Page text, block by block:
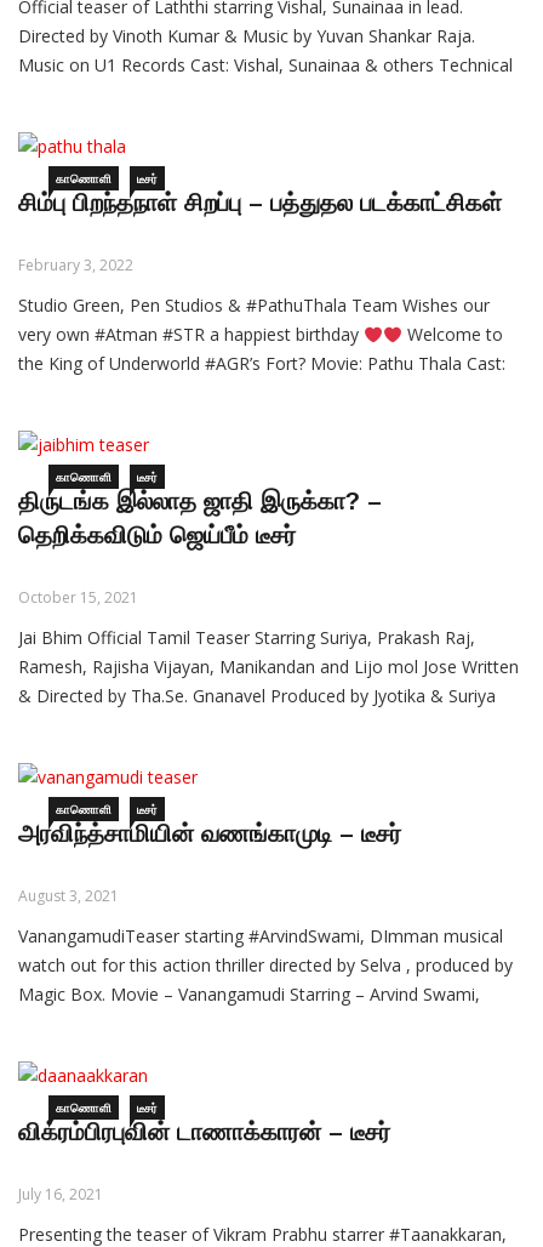
Official teaser of Laththi starring Vishal, Sunainaa in lead.
Directed by Vinoth Kumar & Music by Yuvan Shankar Raja.
Music on U1 Records Cast: Vishal, Sunainaa & others Technical
காணொளி டீசர்
சிம்பு பிறந்தநாள் சிறப்பு – பத்துதல படக்காட்சிகள்
February 3, 2022
Studio Green, Pen Studios & #PathuThala Team Wishes our
very own #Atman #STR a happiest birthday
Welcome to
the King of Underworld #AGR’s Fort? Movie: Pathu Thala Cast:
Others Produced by: Jayantilal Gada, K.E.Gnanavelraja Banner:
Studio Green
காணொளி டீசர்
திருடங்க இல்லாத ஜாதி இருக்கா? –
தெறிக்கவிடும் ஜெய்பீம் டீசர்
October 15, 2021
Jai Bhim Official Tamil Teaser Starring Suriya, Prakash Raj,
Ramesh, Rajisha Vijayan, Manikandan and Lijo mol Jose Written
& Directed by Tha.Se. Gnanavel Produced by Jyotika & Suriya
காணொளி டீசர்
அரவிந்த்சாமியின் வணங்காமுடி – டீசர்
August 3, 2021
VanangamudiTeaser starting #ArvindSwami, DImman musical
watch out for this action thriller directed by Selva , produced by
Magic Box. Movie – Vanangamudi Starring – Arvind Swami,
Edited by Anthony Stunt – Silva Producer –
காணொளி டீசர்
விக்ரம்பிரபுவின் டாணாக்காரன் – டீசர்
July 16, 2021
Presenting the teaser of Vikram Prabhu starrer #Taanakkaran,